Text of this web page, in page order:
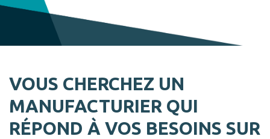
VOUS CHERCHEZ UN
MANUFACTURIER QUI
RÉPOND À VOS BESOINS SUR